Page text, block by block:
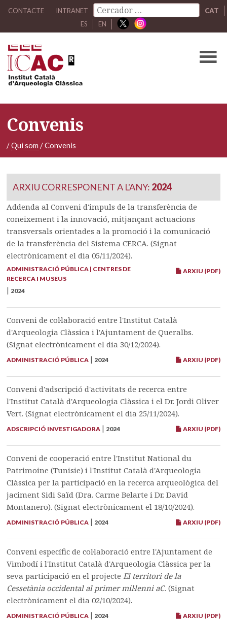
CONTACTE INTRANET
CAT
ES
EN
Convenis
/Qui som /Convenis
ARXIU CORRESPONENT A L'ANY: 2024
Addenda al Conveni d'impuls de la transferència de
coneixement i la innovació, mitjançant actuacions
transversals orientades a la promoció i la comunicació
de la transferència del Sistema CERCA. (Signat
electrònicament el dia 05/11/2024).
ARXIU (PDF)
ADMINISTRACIÓ PÚBLICA | CENTRES DE
RECERCA I MUSEUS
| 2024
Conveni de col·laboració entre l'Institut Català
d'Arqueologia Clàssica i l'Ajuntament de Queralbs.
(Signat electrònicament el dia 30/12/2024).
ARXIU (PDF)
ADMINISTRACIÓ PÚBLICA | 2024
Conveni d'adscripció d'activitats de recerca entre
l'Institut Català d'Arqueologia Clàssica i el Dr. Jordi Oliver
Vert. (Signat electrònicament el dia 25/11/2024).
ARXIU (PDF)
ADSCRIPCIÓ INVESTIGADORA | 2024
Conveni de cooperació entre l'Institut National du
Patrimoine (Tunisie) i l'Institut Català d'Arqueologia
Clàssica per la participació en la recerca arqueològica del
jaciment Sidi Saïd (Dra. Carme Belarte i Dr. David
Montanero). (Signat electrònicament el 18/10/2024).
ARXIU (PDF)
ADMINISTRACIÓ PÚBLICA | 2024
Conveni específic de col·laboració entre l'Ajuntament de
Vimbodí i l'Institut Català d'Arqueologia Clàssica per la
seva participació en el projecteEl territori de la
Cessetània occidental al primer mil·lenni aC. (Signat
electrònicament el dia 02/10/2024).
ARXIU (PDF)
ADMINISTRACIÓ PÚBLICA | 2024